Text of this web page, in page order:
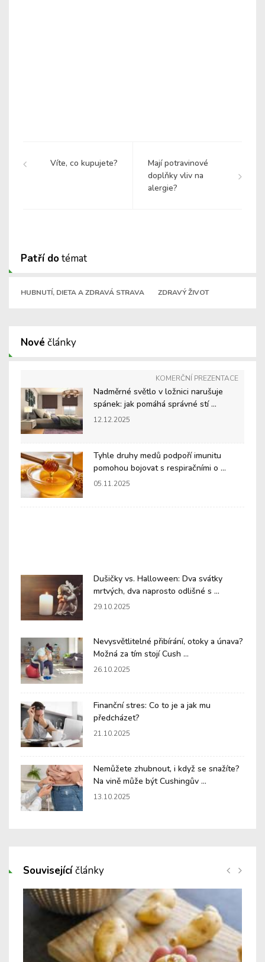
Víte, co kupujete?
Mají potravinové
doplňky vliv na
alergie?
Patří dotémat
HUBNUTÍ, DIETA A ZDRAVÁ STRAVA ZDRAVÝ ŽIVOT
Nové články
KOMERČNÍ PREZENTACE
Nadměrné světlo v ložnici narušuje
spánek: jak pomáhá správné stí ...
12.12.2025
Tyhle druhy medů podpoří imunitu
pomohou bojovat s respiračními o ...
05.11.2025
Dušičky vs. Halloween: Dva svátky
mrtvých, dva naprosto odlišné s ...
29.10.2025
Nevysvětlitelné přibírání, otoky a únava?
Možná za tím stojí Cush ...
26.10.2025
Finanční stres: Co to je a jak mu
předcházet?
21.10.2025
Nemůžete zhubnout, i když se snažíte?
Na vině může být Cushingův ...
13.10.2025
Souvisejícíčlánky